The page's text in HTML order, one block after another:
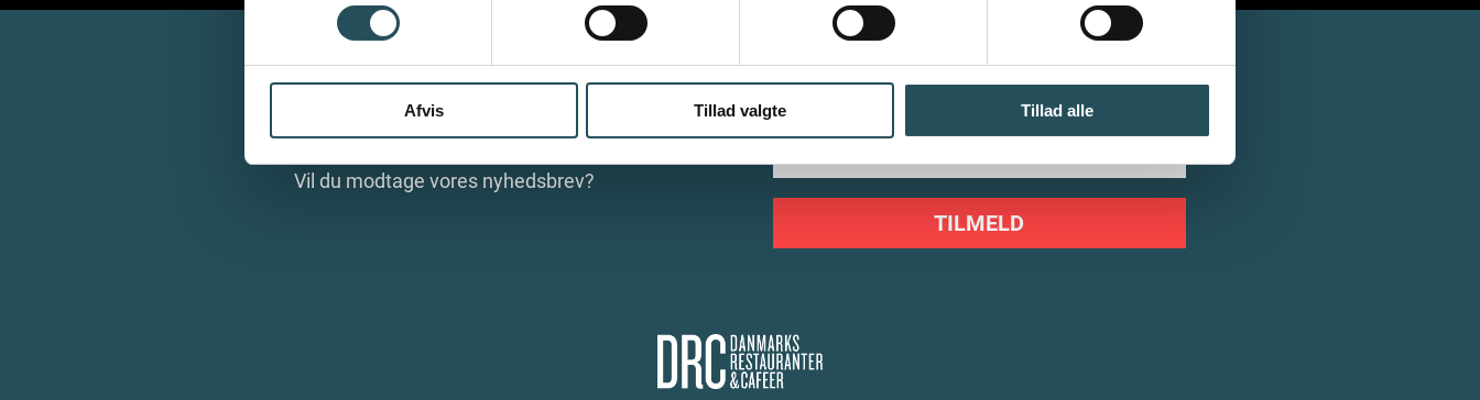
Afvis Tillad valgte Tillad alle
NYHEDSBREV
Vil du modtage vores nyhedsbrev?
TILMELD